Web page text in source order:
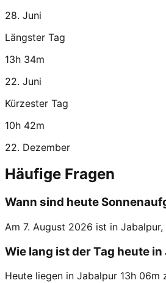
28. Juni
Längster Tag
13h 34m
22. Juni
Kürzester Tag
10h 42m
22. Dezember
Häufige Fragen
Wann sind heute
Am 7. August 2026 ist in
Wie lang ist der Tag heute
Heute liegen in Jabalpur 13h 06m